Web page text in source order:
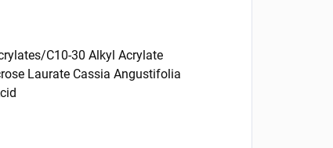
C10-30 Alkyl Acrylate
Laurate Cassia Angustifolia